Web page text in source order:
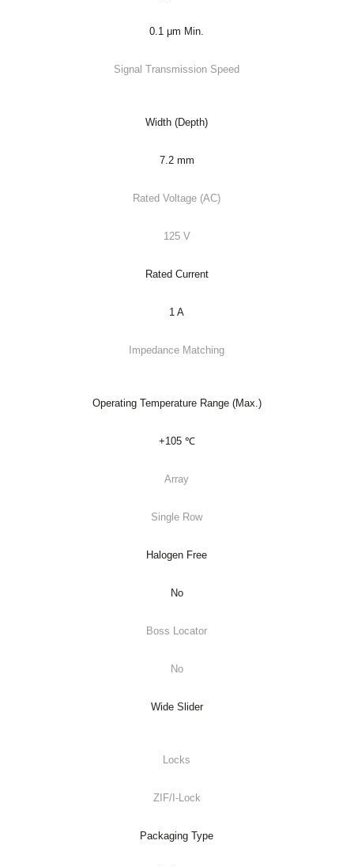
0.1 μm Min.
Signal Transmission Speed
Width (Depth)
7.2 mm
Rated Voltage (AC)
125 V
Rated Current
1 A
Impedance Matching
Operating Temperature Range (Max.)
+105 ℃
Array
Single Row
Halogen Free
No
Boss Locator
No
Wide Slider
Locks
ZIF/I-Lock
Packaging Type